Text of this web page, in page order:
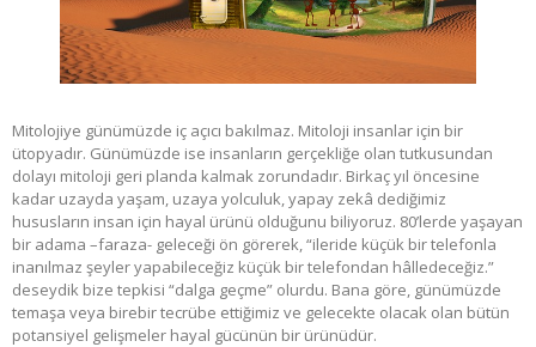
Mitolojiye günümüzde iç açıcı bakılmaz. Mitoloji insanlar için bir
ütopyadır. Günümüzde ise insanların gerçekliğe olan tutkusundan
dolayı mitoloji geri planda kalmak zorundadır. Birkaç yıl öncesine
kadar uzayda yaşam, uzaya yolculuk, yapay zekâ dediğimiz
hususların insan için hayal ürünü olduğunu biliyoruz. 80’lerde yaşayan
bir adama –faraza- geleceği ön görerek, “ileride küçük bir telefonla
inanılmaz şeyler yapabileceğiz küçük bir telefondan hâlledeceğiz.”
deseydik bize tepkisi “dalga geçme” olurdu. Bana göre, günümüzde
temaşa veya birebir tecrübe ettiğimiz ve gelecekte olacak olan bütün
potansiyel gelişmeler hayal gücünün bir ürünüdür.